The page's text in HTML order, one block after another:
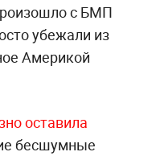
с БМП
убежали из
Америкой
оставила
бесшумные